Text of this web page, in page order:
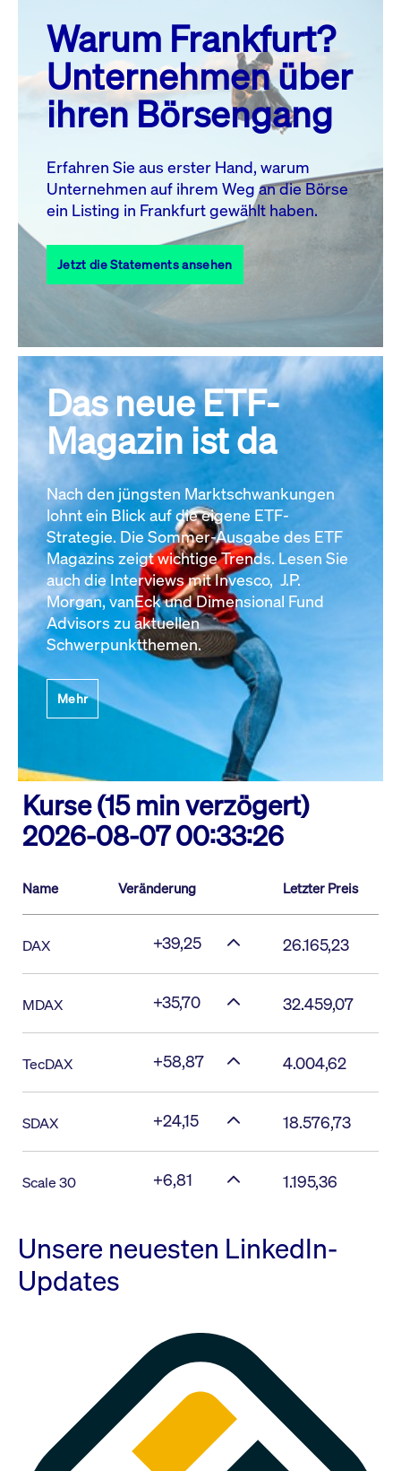
MO. DI. MI. DO. FR. SA. SO.
1
2
3
4 5 6 7 8
10 11 13 14
17
18 19 20 21 22
23
27 28
31
Alle Events
Warum Frankfurt?
Unternehmen über
ihren Börsengang
Erfahren Sie aus erster Hand, warum
Unternehmen auf ihrem Weg an die Börse
ein Listing in Frankfurt gewählt haben.
Jetzt die Statements ansehen
Das neue ETF-
Magazin ist da
Nach den jüngsten Marktschwankungen
lohnt ein Blick auf die eigene ETF-
Strategie. Die Sommer-Ausgabe des ETF
Magazins zeigt wichtige Trends. Lesen Sie
auch die Interviews mit Invesco, J.P.
Morgan, vanEck und Dimensional Fund
Advisors zu aktuellen
Schwerpunktthemen.
Mehr
Kurse (15 min verzögert)
2026-08-07 00:33:26
Name Veränderung Letzter Preis
DAX +39,25 26.165,23
MDAX +35,70 32.459,07
TecDAX +58,87 4.004,62
SDAX +24,15 18.576,73
Scale 30 +6,81 1.195,36
Unsere neuesten LinkedIn-
Updates